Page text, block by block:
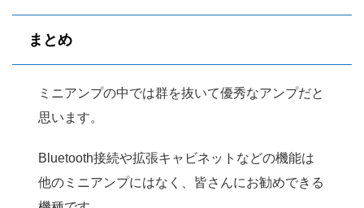
まとめ
ミニアンプの中では群を抜いて優秀なアンプだと
思います。
Bluetooth接続や拡張キャビネットなどの機能は
他のミニアンプにはなく、皆さんにお勧めできる